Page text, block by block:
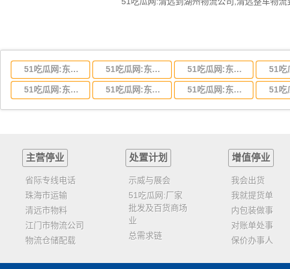
51吃瓜网:东莞到湖北省物流专线,东莞到湖北省物流公司 51吃瓜网:东莞到河南省物流专线,东莞到河南省物流公司 51吃瓜网:东莞到湖南省物流专线,东莞到湖南省物流公司
51吃瓜网:东莞到云南省物流运输,东莞到云南省物流公司 51吃瓜网:东莞到江西省物流专线,东莞到江西省物流公司 51吃瓜网:东莞到安徽省物流专线,东莞到安徽省物流公司
主营停业
省际专线电话
珠海市运输
清远市物料
江门市物流公司
物流仓储配载
处置计划
示威与展会
51吃瓜网:厂家
批发及百货商场
业
总需求链
增值停业
我会出货
我就提货单
内包装做事
对账单处事
保价办事人